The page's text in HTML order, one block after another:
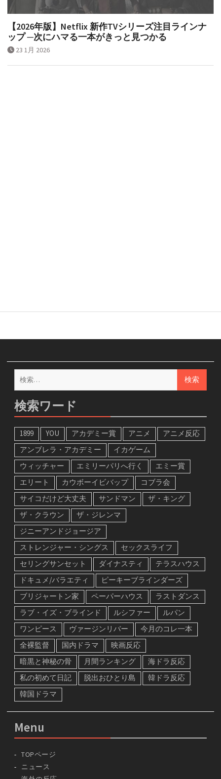
【2026年版】Netflix 新作TVシリーズ注目ラインナ
ップ ─次にハマる一本がきっと見つかる
23 1月 2026
検
索:
検索ワード
1899 YOU アカデミー賞 アニメ
アニメ反応
アンブレラ・アカデミー
イカゲーム
ウィッチャー
エミリーパリへ行く
エミー賞
エリート
カウボーイビバップ
コブラ会
サイコだけど大丈夫
サンドマン
ザ・キング
ザ・クラウン
ザ・ジレンマ
ジニーアンドジョージア
ストレンジャー・シングス
セックスライフ
セリングサンセット
ダイナスティ
テラスハウス
ドキュメ/バラエティ
ピーキーブラインダーズ
ブリジャートン家
ペーパーハウス
ラストダンス
ラブ・イズ・ブラインド
ルシファー
ルパン
ワンピース
ヴァージンリバー
今月のコレ一本
全裸監督
国内ドラマ
映画反応
暗黒と神秘の骨
月間ランキング
海ドラ反応
私の初めて日記
脱出おひとり島
韓ドラ反応
韓国ドラマ
Menu
TOPページ
ニュース